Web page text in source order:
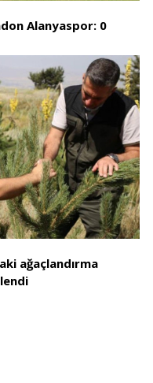
Alanyaspor: 0
ağaçlandırma